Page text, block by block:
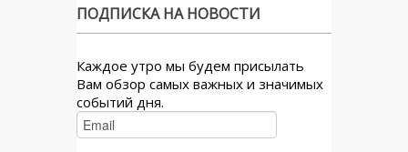
ПОДПИСКА НА НОВОСТИ
Каждое утро мы будем присылать
Вам обзор самых важных и значимых
событий дня.